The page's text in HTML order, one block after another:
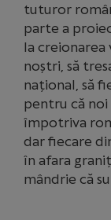
tuturor
parte a
la
noștri, să
național, să
pentru că noi
împotriva
dar fiecare
în afara
mândrie că